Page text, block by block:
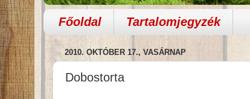
Főoldal Tartalomjegyzék
2010. OKTÓBER 17., VASÁRNAP
Dobostorta